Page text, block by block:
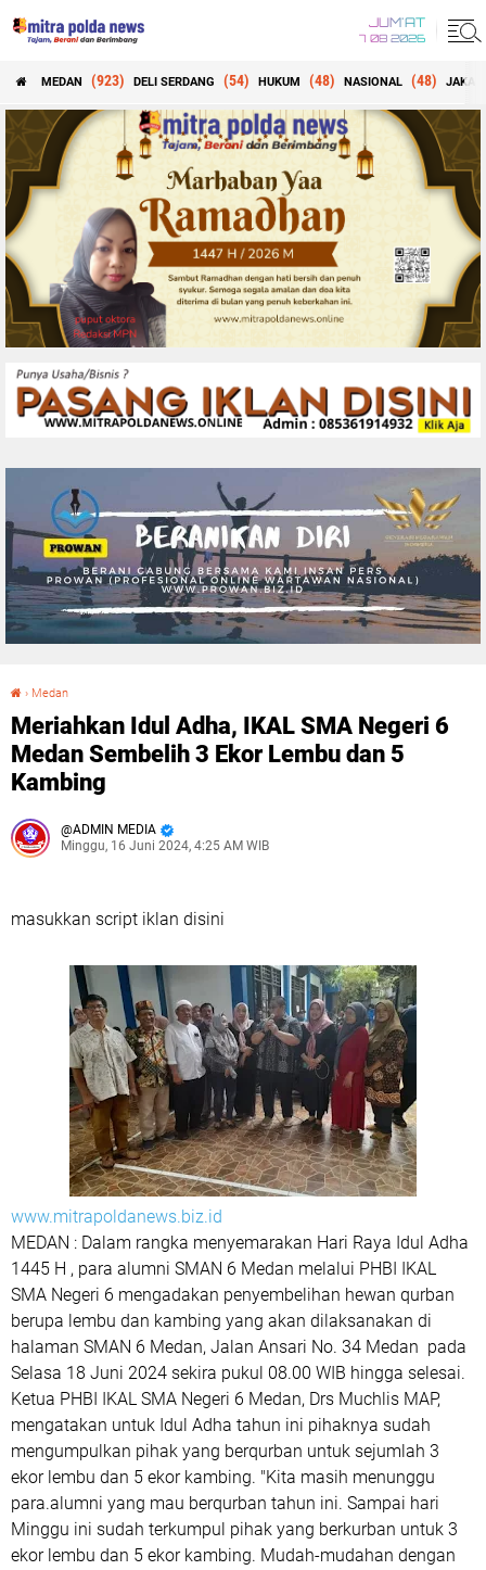
JUM'AT
7 08 2026
MEDAN (923) DELI SERDANG (54) HUKUM (48) NASIONAL (48)
› Medan
Meriahkan Idul Adha, IKAL SMA Negeri 6
Medan Sembelih 3 Ekor Lembu dan 5
Kambing
ADMIN MEDIA
Minggu, 16 Juni 2024, 4:25 AM WIB
masukkan script iklan disini
www.mitrapoldanews.biz.id
MEDAN : Dalam rangka menyemarakan Hari Raya Idul Adha
1445 H , para alumni SMAN 6 Medan melalui PHBI IKAL
SMA Negeri 6 mengadakan penyembelihan hewan qurban
berupa lembu dan kambing yang akan dilaksanakan di
halaman SMAN 6 Medan, Jalan Ansari No. 34 Medan pada
Selasa 18 Juni 2024 sekira pukul 08.00 WIB hingga selesai.
Ketua PHBI IKAL SMA Negeri 6 Medan, Drs Muchlis MAP,
mengatakan untuk Idul Adha tahun ini pihaknya sudah
mengumpulkan pihak yang berqurban untuk sejumlah 3
ekor lembu dan 5 ekor kambing. "Kita masih menunggu
para.alumni yang mau berqurban tahun ini. Sampai hari
Minggu ini sudah terkumpul pihak yang berkurban untuk 3
ekor lembu dan 5 ekor kambing. Mudah-mudahan dengan